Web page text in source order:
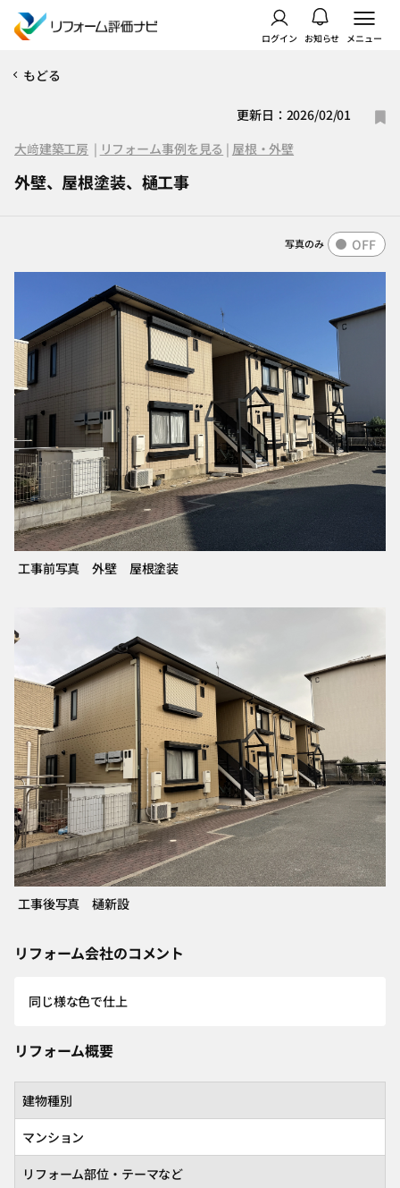
ログイン お知らせ メニュー
もどる
更新日：2026/02/01
大﨑建築工房 | リフォーム事例を見る | 屋根・外壁
外壁、屋根塗装、樋工事
写真のみ OFF
工事前写真 外壁 屋根塗装
工事後写真 樋新設
リフォーム会社のコメント
同じ様な色で仕上
リフォーム概要
建物種別
マンション
リフォーム部位・テーマなど